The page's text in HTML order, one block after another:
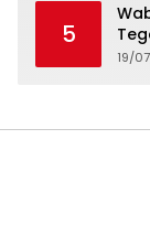
5
19/